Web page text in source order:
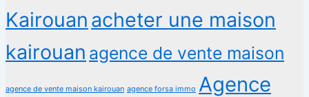
Kairouan acheter une maison
kairouan agence de vente maison
agence de vente maison kairouan agence forsa immo Agence